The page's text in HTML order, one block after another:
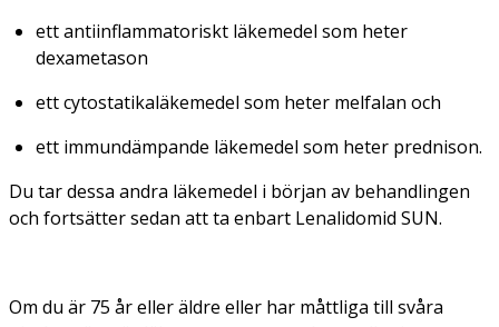
ett antiinflammatoriskt läkemedel som heter
dexametason
ett cytostatikaläkemedel som heter melfalan och
ett immundämpande läkemedel som heter prednison.
Du tar dessa andra läkemedel i början av behandlingen
och fortsätter sedan att ta enbart Lenalidomid SUN.
Om du är 75 år eller äldre eller har måttliga till svåra